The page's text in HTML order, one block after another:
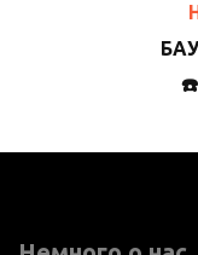
БАУ
☎️